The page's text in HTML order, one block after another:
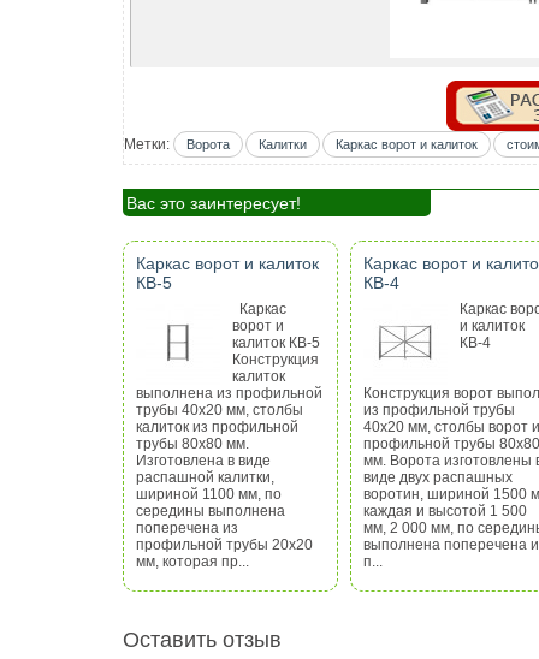
Метки: Ворота Калитки Каркас ворот и калиток
Вас это заинтересует!
Каркас ворот и калиток
КВ-5
Каркас
ворот и
калиток КВ-5
Конструкция
калиток
выполнена из профильной
трубы 40х20 мм, столбы
калиток из профильной
трубы 80х80 мм.
Изготовлена в виде
распашной калитки,
шириной 1100 мм, по
середины выполнена
поперечена из
профильной трубы 20х20
мм, которая пр...
Каркас ворот и
КВ-4
Каркас
и калиток
КВ-4
Конструкция ворот
из профильной трубы
40х20 мм, столбы ворот
профильной трубы 80х80
мм. Ворота изготовлены
виде двух распашных
воротин, шириной 1500
каждая и высотой 1 500
мм, 2 000 мм, по
выполнена поперечена
п...
Оставить отзыв